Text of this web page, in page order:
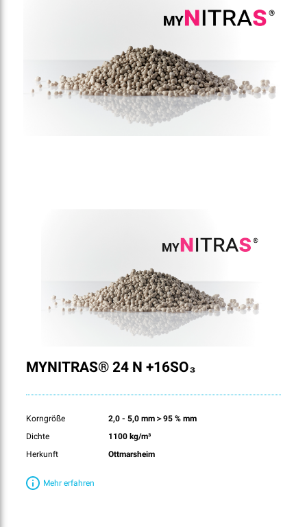
MYNITRAS® 24 N +16SO₃
Korngröße
2,0 - 5,0 mm＞95 % mm
Dichte
1100 kg/m³
Herkunft
Ottmarsheim
Mehr erfahren